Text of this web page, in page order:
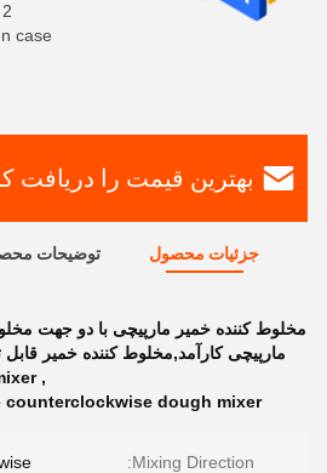
case
بهترین قیمت را دریافت
جزئیات محصول توضیحات
مخلوط کننده خمیر مارپیچی با دو جهت
مارپیچی کارآمد,مخلوط کننده خمیر
,
dough mixer
Mixing Direction: